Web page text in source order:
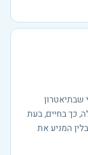
שבתיאטרון
כך בחיים, בעת
המניע את